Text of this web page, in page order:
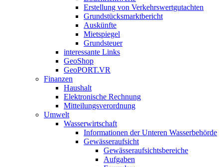
Erstellung von Verkehrswertgutachten
Grundstücksmarktbericht
Auskünfte
Mietspiegel
Grundsteuer
interessante Links
GeoShop
GeoPORT.VR
Finanzen
Haushalt
Elektronische Rechnung
Mitteilungsverordnung
Umwelt
Wasserwirtschaft
Informationen der Unteren Wasserbehörde
Gewässeraufsicht
Gewässeraufsichtsbereiche
Aufgaben